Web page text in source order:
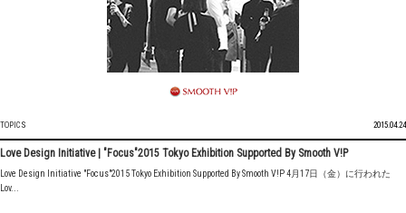
TOPICS 2015.04.24
Love Design Initiative | "Focus"2015 Tokyo Exhibition Supported By Smooth V!P
Love Design Initiative "Focus"2015 Tokyo Exhibition Supported By Smooth V!P 4月17日（金）に行われた
Lov...